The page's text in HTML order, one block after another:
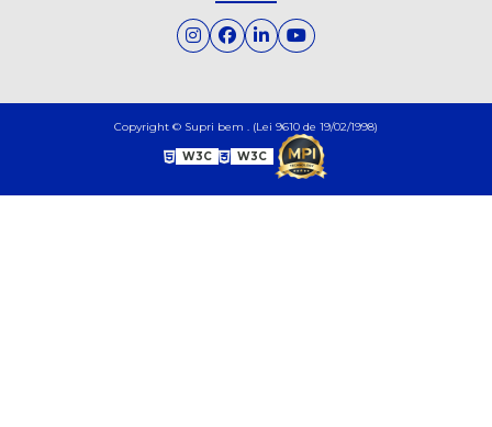
Copyright © Supri bem . (Lei 9610 de 19/02/1998)
W3C W3C